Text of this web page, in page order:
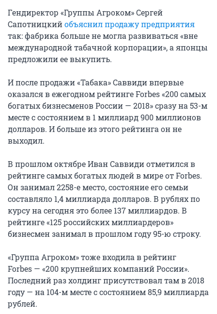
Гендиректор «Группы Агроком» Сергей
Сапотницкийобъяснил продажу предприятия
так: фабрика больше не могла развиваться «вне
международной табачной корпорации», а японцы
предложили ее выкупить.
И после продажи «Табака» Саввиди впервые
оказался в ежегодном рейтинге Forbes «200 самых
богатых бизнесменов России — 2018» сразу на 53-м
месте с состоянием в 1 миллиард900 миллионов
долларов. И больше из этого рейтинга он не
выходил.
В прошлом октябре Иван Саввиди отметился в
рейтинге самых богатых людей в мире от Forbes.
Он занимал 2258-е место, состояние его семьи
составляло 1,4 миллиардадолларов. В рублях по
курсу на сегодня это более 137 миллиардов. В
рейтинге «125 российских миллиардеров»
бизнесмен занимал в прошлом году 95-ю строку.
«Группа Агроком» тоже входила в рейтинг
Forbes — «200 крупнейших компаний России».
Последний раз холдинг присутствовал там в 2018
году — на 104-м месте с состоянием85,9 миллиарда
рублей.